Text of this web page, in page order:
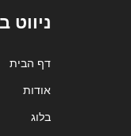
ניווט
דף הבית
אודות
בלוג